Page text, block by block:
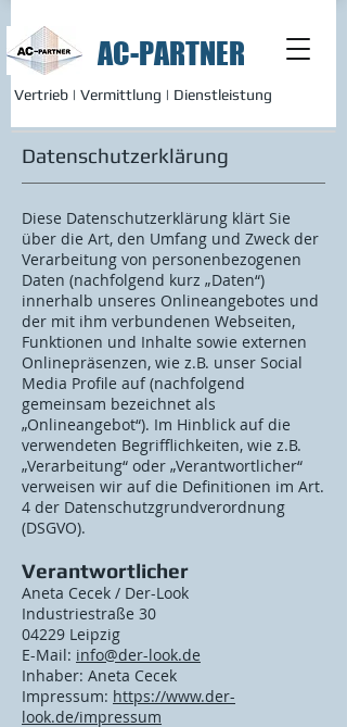
Vertrieb | Vermittlung | Dienstleistung
AC-PARTNER
Datenschutzerklärung
Diese Datenschutzerklärung klärt Sie
über die Art, den Umfang und Zweck der
Verarbeitung von personenbezogenen
Daten (nachfolgend kurz „Daten“)
innerhalb unseres Onlineangebotes und
der mit ihm verbundenen Webseiten,
Funktionen und Inhalte sowie externen
Onlinepräsenzen, wie z.B. unser Social
Media Profile auf (nachfolgend
gemeinsam bezeichnet als
„Onlineangebot“). Im Hinblick auf die
verwendeten Begrifflichkeiten, wie z.B.
„Verarbeitung“ oder „Verantwortlicher“
verweisen wir auf die Definitionen im Art.
4 der Datenschutzgrundverordnung
(DSGVO).
Verantwortlicher
Aneta Cecek / Der-Look
Industriestraße 30
04229 Leipzig
E-Mail: info@der-look.de
Inhaber: Aneta Cecek
Impressum: https://www.der-
look.de/impressum